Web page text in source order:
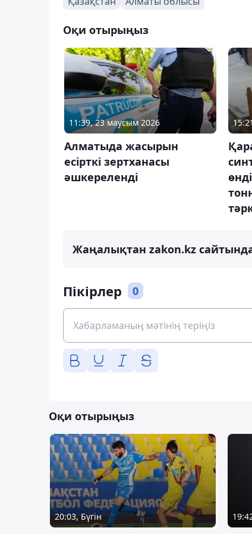
Оқи отырыңыз
11:39, 23 маусым 2026
Алматыда жасырын
есірткі зертханасы
әшкереленді
Жаңалықтан zakon.kz
Пікірлер 0
Оқи отырыңыз
20:03, Бүгін